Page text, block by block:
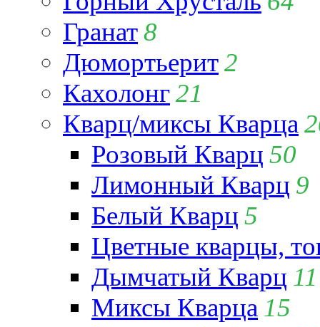
Гранат8
Дюмортьерит2
Кахолонг21
Кварц/миксы Кварца
Розовый Кварц 50
Лимонный Кварц 9
Белый Кварц 5
Цветные кварцы,
Дымчатый Кварц 11
Миксы Кварца 15